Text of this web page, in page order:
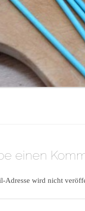
einen
Adresse wird nicht